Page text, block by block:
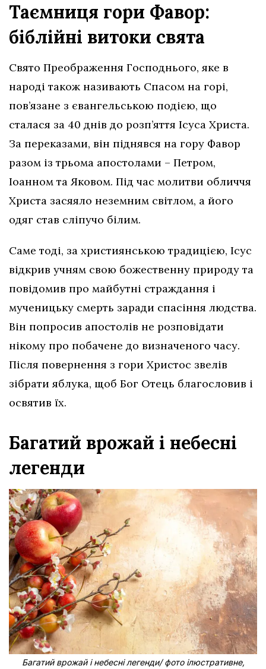
Таємниця гори Фавор:
біблійні витоки свята
Свято Преображення Господнього, яке в
народі також називають Спасом на горі,
пов’язане з євангельською подією, що
сталася за 40 днів до розп’яття Ісуса Христа.
За переказами, він піднявся на гору Фавор
разом із трьома апостолами – Петром,
Іоанном та Яковом. Під час молитви обличчя
Христа засяяло неземним світлом, а його
одяг став сліпучо білим.
Саме тоді, за християнською традицією, Ісус
відкрив учням свою божественну природу та
повідомив про майбутні страждання і
мученицьку смерть заради спасіння людства.
Він попросив апостолів не розповідати
нікому про побачене до визначеного часу.
Після повернення з гори Христос звелів
зібрати яблука, щоб Бог Отець благословив і
освятив їх.
Багатий врожай і небесні
легенди
Багатий врожай і небесні легенди/ фото ілюстративне,